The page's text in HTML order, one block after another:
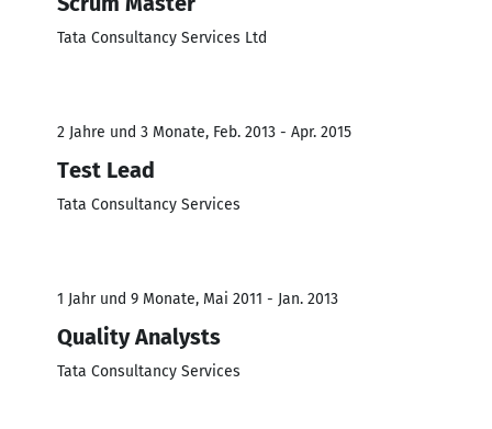
Tata Consultancy Services Ltd
2 Jahre und 3 Monate, Feb. 2013 - Apr. 2015
Test Lead
Tata Consultancy Services
1 Jahr und 9 Monate, Mai 2011 - Jan. 2013
Quality Analysts
Tata Consultancy Services